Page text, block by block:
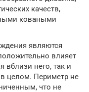
качеств,
коваными
являются
влияет
вблизи него, так и
в целом. Периметр не
что не